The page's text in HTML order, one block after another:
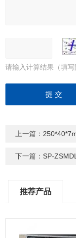
请输入计算结果（填
上一篇：
下一篇： SP-
推荐产品